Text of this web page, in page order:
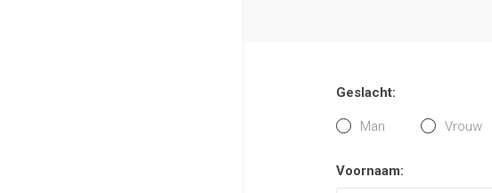
Geslacht:
Man Vrouw
Voornaam: